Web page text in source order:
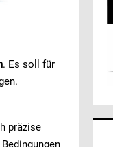
. Es soll für
präzise